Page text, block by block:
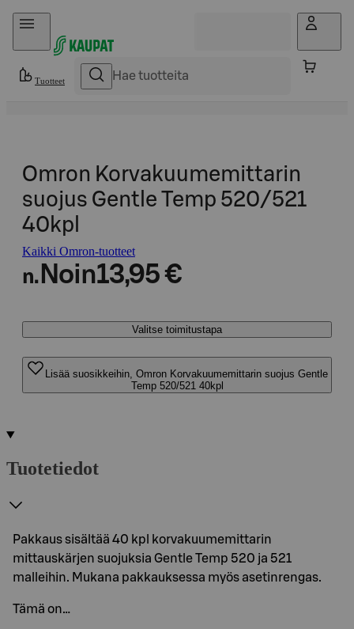
Hyppää sisältöön
Tuotteet
Omron Korvakuumemittarin
suojus Gentle Temp 520/521
40kpl
Kaikki Omron-tuotteet
n. Noin13,95 €
Valitse toimitustapa
Lisää suosikkeihin, Omron Korvakuumemittarin suojus Gentle
Temp 520/521 40kpl
Tuotetiedot
Pakkaus sisältää 40 kpl korvakuumemittarin
mittauskärjen suojuksia Gentle Temp 520 ja 521
malleihin. Mukana pakkauksessa myös asetinrengas.
Tämä on…